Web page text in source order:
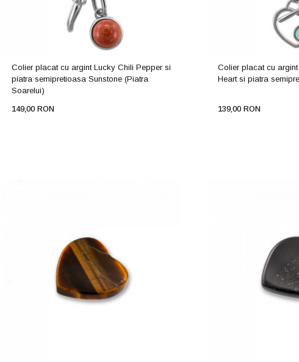
Colier placat cu argint Lucky Chili Pepper si
piatra semipretioasa Sunstone (Piatra
Soarelui)
149,00 RON
Colier placat cu
Heart si piatra
139,00 RON